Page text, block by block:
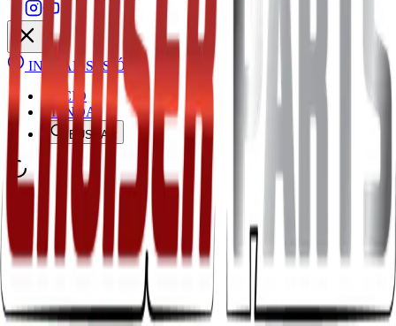
INICIAR SESIÓN
INICIO
TIENDA
BUSCAR